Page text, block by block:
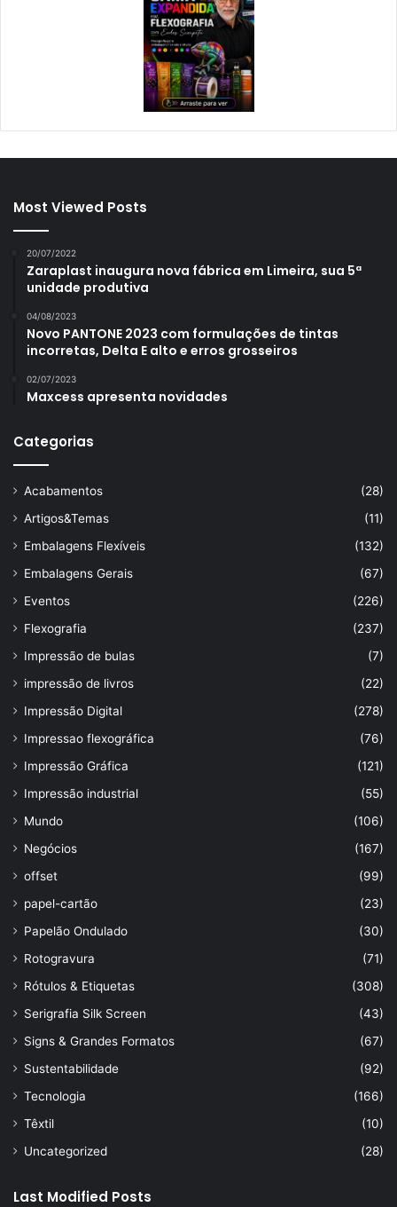
Most Viewed Posts
20/07/2022
Zaraplast inaugura nova fábrica em Limeira, sua 5ª
unidade produtiva
04/08/2023
Novo PANTONE 2023 com formulações de tintas
incorretas, Delta E alto e erros grosseiros
02/07/2023
Maxcess apresenta novidades
Categorias
Acabamentos
(28)
Artigos&Temas
(11)
Embalagens Flexíveis
(132)
Embalagens Gerais
(67)
Eventos
(226)
Flexografia
(237)
Impressão de bulas
(7)
impressão de livros
(22)
Impressão Digital
(278)
Impressao flexográfica
(76)
Impressão Gráfica
(121)
Impressão industrial
(55)
Mundo
(106)
Negócios
(167)
offset
(99)
papel-cartão
(23)
Papelão Ondulado
(30)
Rotogravura
(71)
Rótulos & Etiquetas
(308)
Serigrafia Silk Screen
(43)
Signs & Grandes Formatos
(67)
Sustentabilidade
(92)
Tecnologia
(166)
Têxtil
(10)
Uncategorized
(28)
Last Modified Posts